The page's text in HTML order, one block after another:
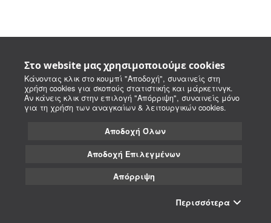
Στο website μας χρησιμοποιούμε cookies
Κάνοντας κλικ στο κουμπί "Αποδοχή", συναινείς στη
χρήση cookies για σκοπούς στατιστικής και μάρκετινγκ.
Αν κάνεις κλικ στην επιλογή "Απόρριψη", συναινείς μόνο
για τη χρήση των αναγκαίων & λειτουργικών cookies.
Αποδοχή Όλων
Αποδοχή Επιλεγμένων
Απόρριψη
Περισσότερα